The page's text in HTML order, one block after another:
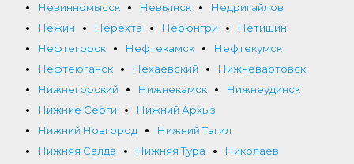
Невинномысск
Невьянск
Недригайлов
Нежин
Нерехта Нерюнгри
Нетишин
Нефтегорск
Нефтекамск
Нефтекумск
Нефтеюганск
Нехаевский
Нижневартовск
Нижнегорский
Нижнекамск
Нижнеудинск
Нижние Серги
Нижний Архыз
Нижний Новгород
Нижний Тагил
Нижняя Салда
Нижняя Тура
Николаев